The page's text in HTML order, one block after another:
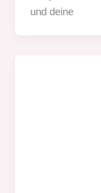
und deine